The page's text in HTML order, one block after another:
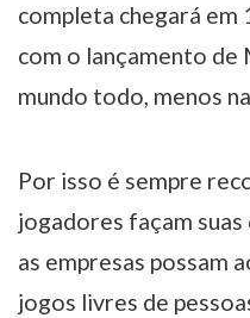
completa chegará
com o lançamento
mundo todo, menos
Por isso é sempre
jogadores façam suas
as empresas possam
jogos livres de